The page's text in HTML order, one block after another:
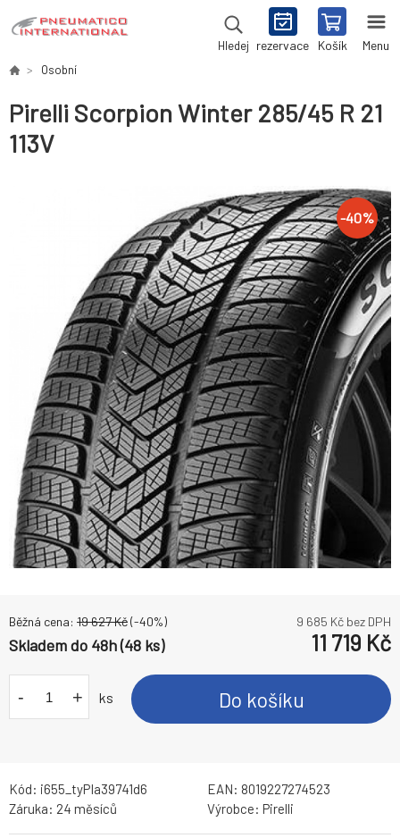
Hledej rezervace Košík Menu
Osobní
Pirelli Scorpion Winter 285/45 R 21
113V
-40%
Běžná cena: 19 627Kč(-40%) 9 685 Kč bez DPH
Skladem do 48h (48 ks) 11 719 Kč
- + ks Do košíku
Kód: i655_tyPIa39741d6 EAN: 8019227274523
Záruka: 24 měsíců Výrobce: Pirelli